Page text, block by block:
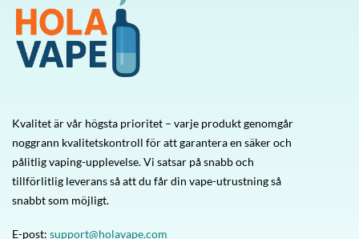
Kvalitet är vår högsta prioritet – varje produkt genomgår
noggrann kvalitetskontroll för att garantera en säker och
pålitlig vaping-upplevelse. Vi satsar på snabb och
tillförlitlig leverans så att du får din vape-utrustning så
snabbt som möjligt.
E-post: support@holavape.com